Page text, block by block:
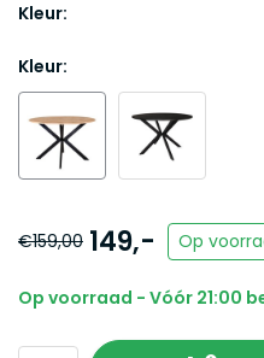
Kleur:
Kleur:
€159,00 149,- Op
Op voorraad - Vóór 21:00